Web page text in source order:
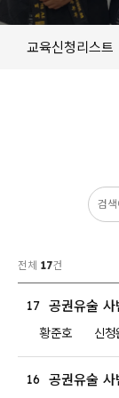
사범연수
교육신청리스트
전체 17건
17 공권유술
황준호
신청
16 공권유술